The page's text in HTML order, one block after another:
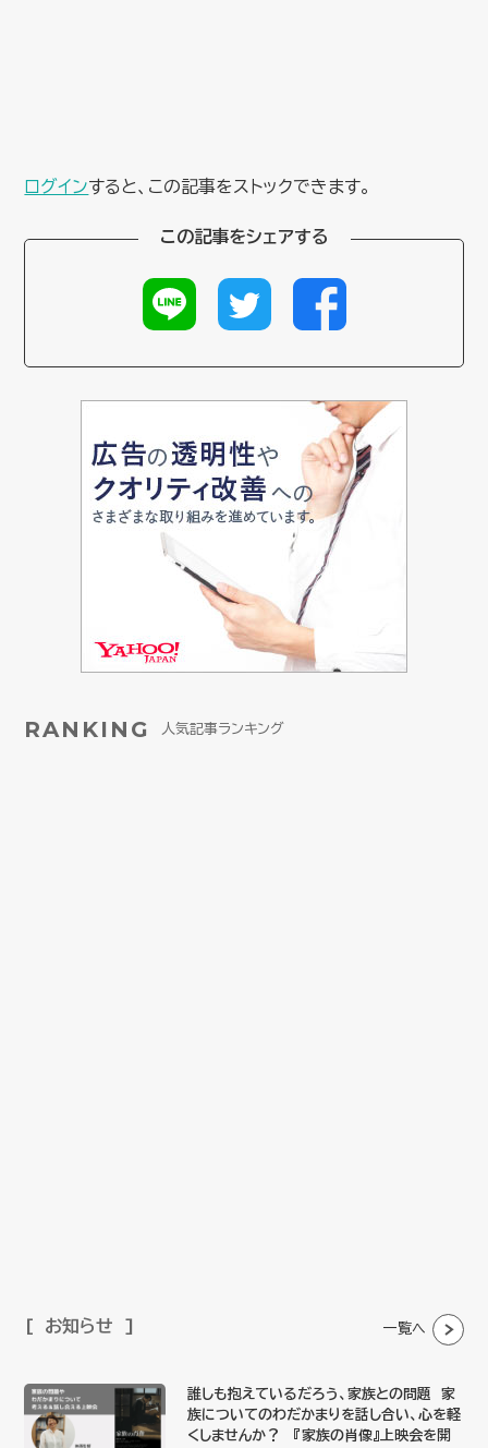
ログインすると、この記事をストックできます。
この記事をシェアする
RANKING 人気記事ランキング
お知らせ 一覧へ
誰しも抱えているだろう、家族との問題 家
族についてのわだかまりを話し合い、心を軽
くしませんか？ 『家族の肖像』上映会を開